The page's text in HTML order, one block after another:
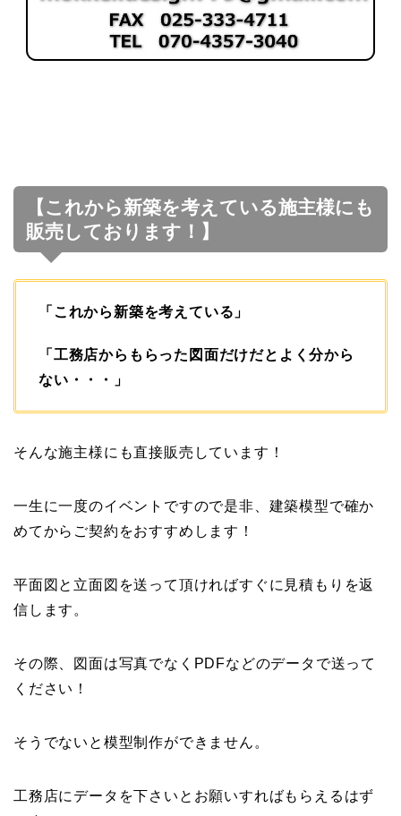
【これから新築を考えている施主様にも
販売しております！】
「これから新築を考えている」
「工務店からもらった図面だけだとよく分から
ない・・・」
そんな施主様にも直接販売しています！
一生に一度のイベントですので是非、建築模型で確か
めてからご契約をおすすめします！
平面図と立面図を送って頂ければすぐに見積もりを返
信します。
その際、図面は写真でなくPDFなどのデータで送って
ください！
そうでないと模型制作ができません。
工務店にデータを下さいとお願いすればもらえるはず